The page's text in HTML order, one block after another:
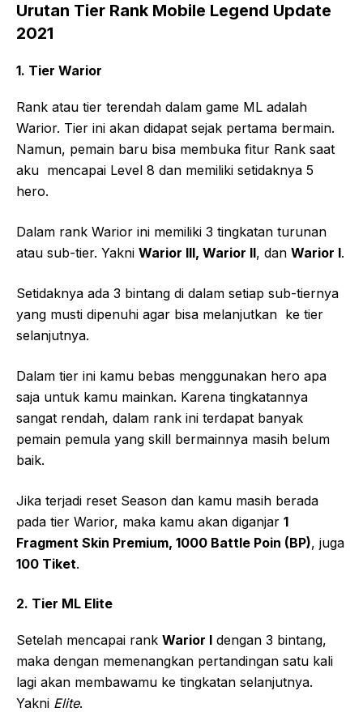
Urutan Tier Rank Mobile Legend Update
2021
1. Tier Warior
Rank atau tier terendah dalam game ML adalah
Warior. Tier ini akan didapat sejak pertama bermain.
Namun, pemain baru bisa membuka fitur Rank saat
aku mencapai Level 8 dan memiliki setidaknya 5
hero.
Dalam rank Warior ini memiliki 3 tingkatan turunan
atau sub-tier. Yakni Warior III, Warior II, dan Warior I.
Setidaknya ada 3 bintang di dalam setiap sub-tiernya
yang musti dipenuhi agar bisa melanjutkan ke tier
selanjutnya.
Dalam tier ini kamu bebas menggunakan hero apa
saja untuk kamu mainkan. Karena tingkatannya
sangat rendah, dalam rank ini terdapat banyak
pemain pemula yang skill bermainnya masih belum
baik.
Jika terjadi reset Season dan kamu masih berada
pada tier Warior, maka kamu akan diganjar 1
Fragment Skin Premium, 1000 Battle Poin (BP), juga
100 Tiket.
2. Tier ML Elite
Setelah mencapai rank Warior I dengan 3 bintang,
maka dengan memenangkan pertandingan satu kali
lagi akan membawamu ke tingkatan selanjutnya.
Yakni Elite.